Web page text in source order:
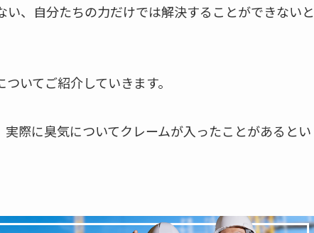
、自分たちの力だけでは解決することができないと
いてご紹介していきます。
際に臭気についてクレームが入ったことがあるとい